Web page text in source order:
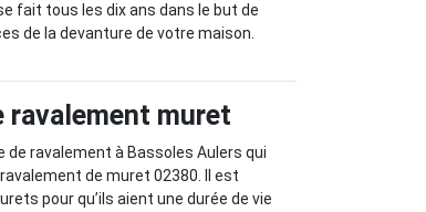
fait tous les dix ans dans le but de
de la devanture de votre maison.
ravalement muret
ravalement à Bassoles Aulers qui
de muret 02380. Il est
pour qu’ils aient une durée de vie